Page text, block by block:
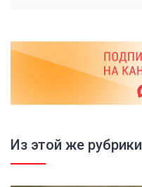
Из этой же рубрики